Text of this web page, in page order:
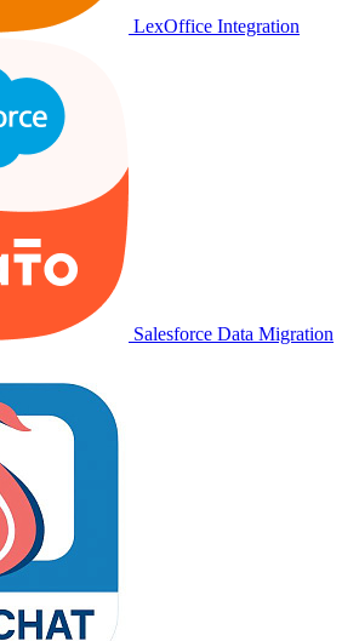
LexOffice Integration
Salesforce Data Migration